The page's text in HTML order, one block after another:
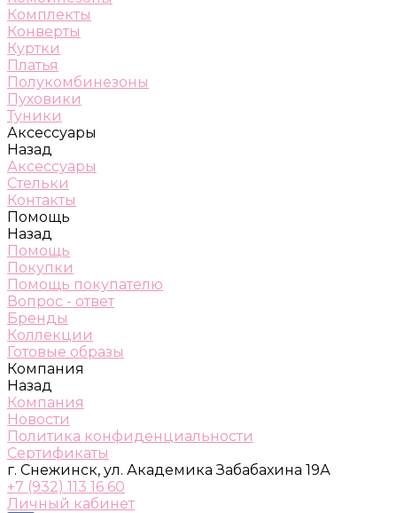
Комплекты
Конверты
Куртки
Платья
Полукомбинезоны
Пуховики
Туники
Аксессуары
Назад
Аксессуары
Стельки
Контакты
Помощь
Назад
Помощь
Покупки
Помощь покупателю
Вопрос - ответ
Бренды
Коллекции
Готовые образы
Компания
Назад
Компания
Новости
Политика конфиденциальности
Сертификаты
г. Снежинск, ул. Академика Забабахина 19А
+7 (932) 113 16 60
Личный кабинет